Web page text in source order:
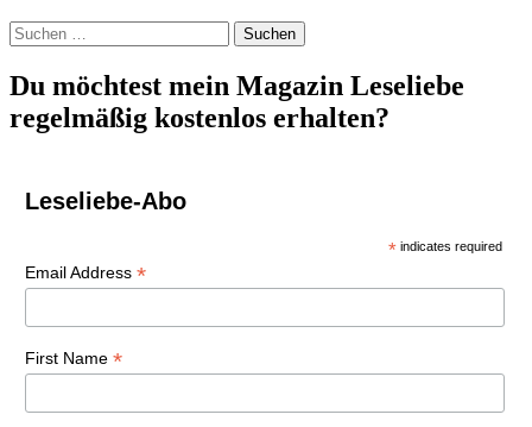
Suchen
nach:
Du möchtest mein Magazin Leseliebe
regelmäßig kostenlos erhalten?
Leseliebe-Abo
* indicates required
Email Address *
First Name *